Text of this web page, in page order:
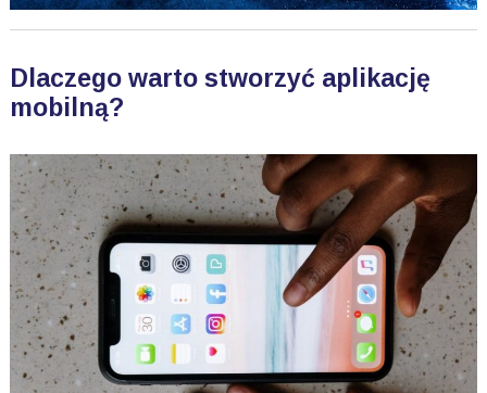
Dlaczego warto stworzyć aplikację
mobilną?